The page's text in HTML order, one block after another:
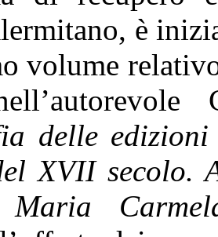
è
volume
delle
XVII secolo.
Maria